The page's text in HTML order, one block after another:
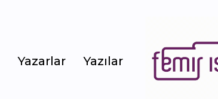
Yazarlar Yazılar